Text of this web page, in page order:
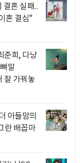
결혼 실패..
혼 결심"
준희, 다낭
말
가꿔놓
아들맘의
란 배꼽마